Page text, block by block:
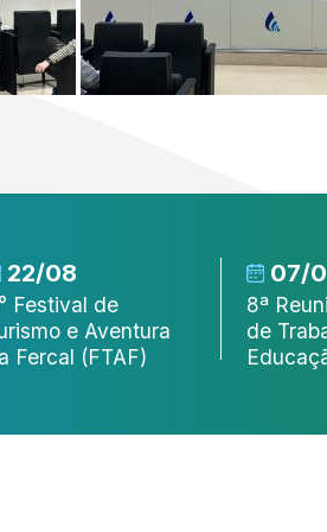
07/08
8ª Reunião do Grupo
de Trabalho de
Educação Amb [...]
24/
Visita